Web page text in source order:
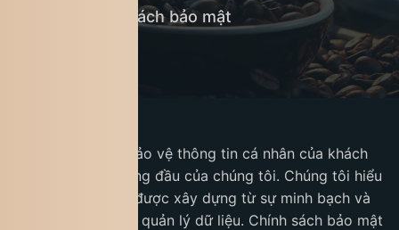
Chính sách bảo mật
Tại King Coffee, bảo vệ thông tin cá nhân của khách
hàng là ưu tiên hàng đầu của chúng tôi. Chúng tôi hiểu
rằng sự tin tưởng được xây dựng từ sự minh bạch và
an toàn trong việc quản lý dữ liệu. Chính sách bảo mật